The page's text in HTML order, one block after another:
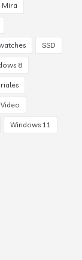
Mira
SSD
8
Video
Windows 11